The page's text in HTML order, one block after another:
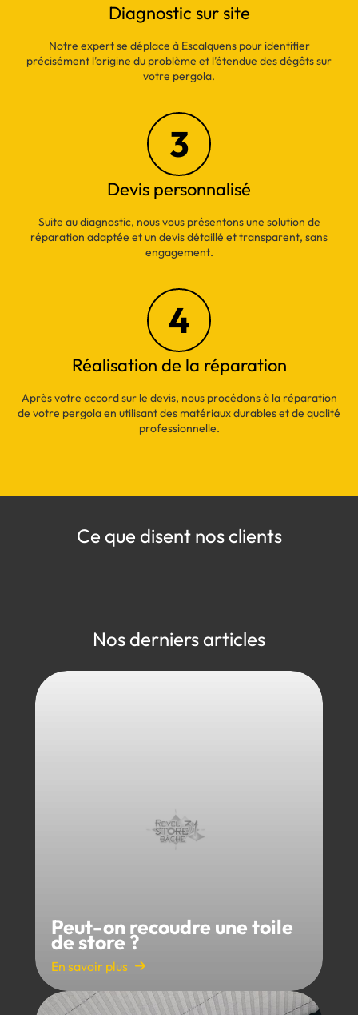
Diagnostic sur site
Notre expert se déplace à Escalquens pour identifier
précisément l’origine du problème et l’étendue des dégâts sur
votre pergola.
3
Devis personnalisé
Suite au diagnostic, nous vous présentons une solution de
réparation adaptée et un devis détaillé et transparent, sans
engagement.
4
Réalisation de la réparation
Après votre accord sur le devis, nous procédons à la réparation
de votre pergola en utilisant des matériaux durables et de qualité
professionnelle.
Ce que disent nos clients
Nos derniers articles
Peut-on recoudre une toile
de store ?
En savoir plus